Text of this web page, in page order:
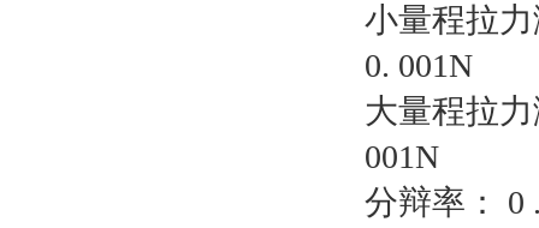
小量程拉
0. 001N
大量程拉
001N
分辩率： 0